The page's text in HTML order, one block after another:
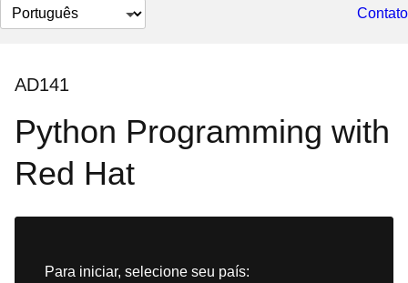
Selecionar
idioma
Contato
AD141
Python Programming with
Red Hat
Para iniciar, selecione seu país: